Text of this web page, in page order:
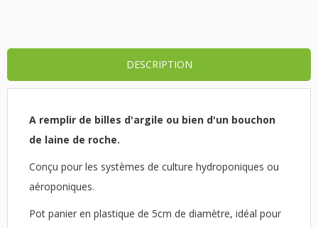
DESCRIPTION
A remplir de billes d'argile ou bien d'un bouchon
de laine de roche.
Conçu pour les systèmes de culture hydroponiques ou
aéroponiques.
Pot panier en plastique de 5cm de diamètre, idéal pour